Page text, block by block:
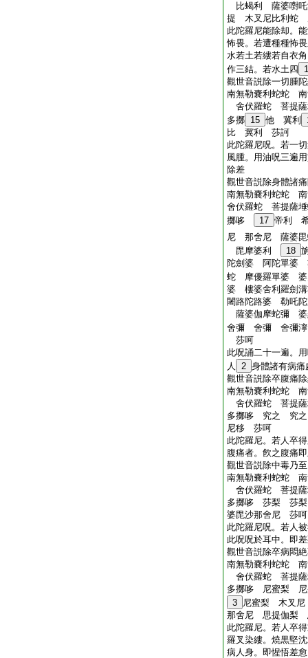
比蝎利 薩婆嚉吒
提 木叉尼比利蛇
此陀羅尼能除却。
怖畏。若遭種種怖
水若土若縷若自衣
作三結。若水土四
觀世音説除一切腫
南無勒嚢利蛇蛇
舍伏羅蛇 菩提
多擲 15 他 冀利
比 冀利 莎訶
此陀羅尼呪。若一
風腫。用油呪三遍
除差
觀世音説除身體諸
南無勒嚢利蛇蛇
舍伏羅蛇 菩提薩
擲哆
17 帝利
尼 那舍尼 薩婆毘
毘摩婆利
18
陀劍婆 阿陀單婆
蛇 摩優羅單婆 婆
婆 樓婆舍利羅劍
闍路陀路婆 勒吒
薩婆伽摩蛇彌
舍彌 舍彌 舍彌
莎呵
此呪誦二十一遍。
人
2 身體諸有病痛
觀世音説除卒腹痛
南無勒嚢利蛇蛇
舍伏羅蛇 菩提
多擲哆 究之 究
尼移 莎呵
此陀羅尼。若人卒
腹痛者。飮之腹痛
觀世音説除中毒乃
南無勒嚢利蛇蛇
舍伏羅蛇 菩提
多擲哆 莎梨 莎
婆毘沙那舍尼 莎呵
此陀羅尼呪。若人
此呪呪於耳中。即
觀世音説除卒病悶
南無勒嚢利蛇蛇
舍伏羅蛇 菩提
多擲哆 尼蜜梨
3 尼蜜梨 木叉
那舍尼 思提伽梨
此陀羅尼。若人卒
羅叉染縷。燒黒堅
病人身。即惺悟差愈